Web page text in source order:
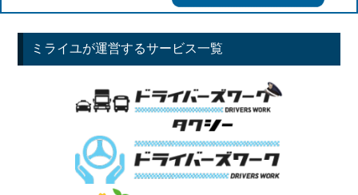
ミライユが運営するサービス一覧